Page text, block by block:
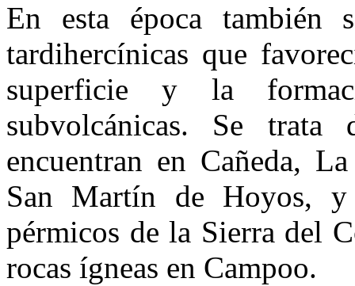
En esta época también
tardihercínicas que
superficie y la
subvolcánicas. Se
encuentran en Cañeda,
San Martín de Ho­yos,
pérmicos de la Sierra del
rocas ígneas en Campoo.